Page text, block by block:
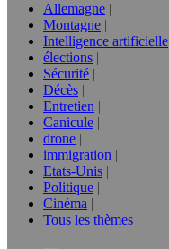
Allemagne
Montagne
Intelligence artificielle
élections
Sécurité
Décès
Entretien
Canicule
drone
immigration
Etats-Unis
Politique
Cinéma
Tous les thèmes